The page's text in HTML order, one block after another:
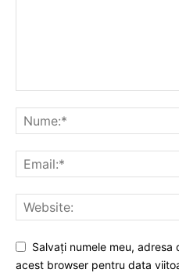
Salvați numele meu,
acest browser pentru data